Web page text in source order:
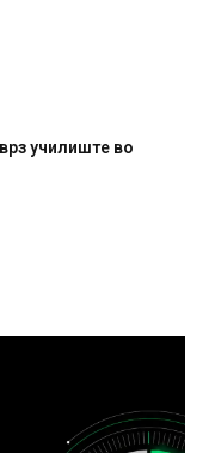
на генералите